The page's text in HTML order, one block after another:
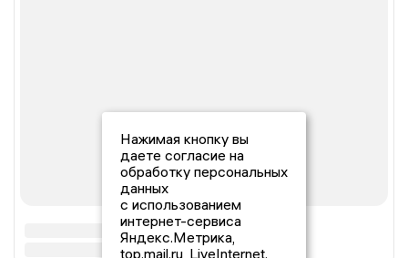
Нажимая кнопку вы
даете согласие на
обработку персональных
данных
с использованием
интернет-сервиса
Яндекс.Метрика,
top.mail.ru, LiveInternet.